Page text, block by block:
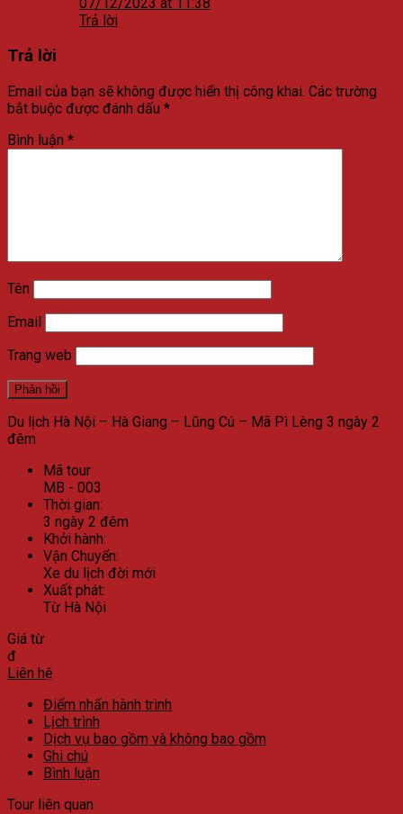
Trả lời
Trả lời
Email của bạn sẽ không được hiển thị công khai. Các trường
bắt buộc được đánh dấu *
Bình luận *
Tên
Email
Trang web
Du lịch Hà Nội – Hà Giang – Lũng Cú – Mã Pì Lèng 3 ngày 2
đêm
Mã tour
MB - 003
Thời gian:
3 ngày 2 đêm
Khởi hành:
Vận Chuyển:
Xe du lịch đời mới
Xuất phát:
Từ Hà Nội
Giá từ
đ
Liên hệ
Điểm nhấn hành trình
Lịch trình
Dịch vụ bao gồm và không bao gồm
Ghi chú
Bình luận
Tour liên quan